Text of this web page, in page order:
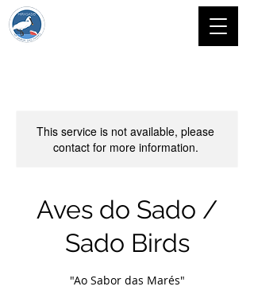
This service is not available, please
contact for more information.
Aves do Sado /
Sado Birds
"Ao Sabor das Marés"